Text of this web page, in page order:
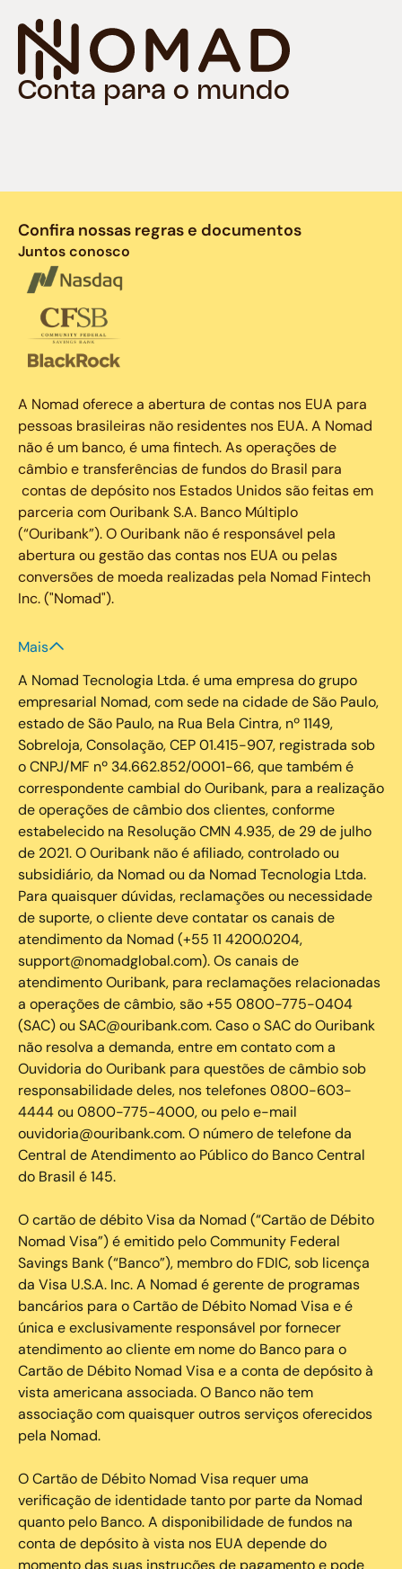
Conta para o mundo
Confira nossas regras e documentos
Juntos conosco
A Nomad oferece a abertura de contas nos EUA para
pessoas brasileiras não residentes nos EUA. A Nomad
não é um banco, é uma fintech. As operações de
câmbio e transferências de fundos do Brasil para
contas de depósito nos Estados Unidos são feitas em
parceria com Ouribank S.A. Banco Múltiplo
(“Ouribank”). O Ouribank não é responsável pela
abertura ou gestão das contas nos EUA ou pelas
conversões de moeda realizadas pela Nomad Fintech
Inc. ("Nomad").
Mais
A Nomad Tecnologia Ltda. é uma empresa do grupo
empresarial Nomad, com sede na cidade de São Paulo,
estado de São Paulo, na Rua Bela Cintra, nº 1149,
Sobreloja, Consolação, CEP 01.415-907, registrada sob
o CNPJ/MF nº 34.662.852/0001-66, que também é
correspondente cambial do Ouribank, para a realização
de operações de câmbio dos clientes, conforme
estabelecido na Resolução CMN 4.935, de 29 de julho
de 2021. O Ouribank não é afiliado, controlado ou
subsidiário, da Nomad ou da Nomad Tecnologia Ltda.
Para quaisquer dúvidas, reclamações ou necessidade
de suporte, o cliente deve contatar os canais de
atendimento da Nomad (+55 11 4200.0204,
support@nomadglobal.com). Os canais de
atendimento Ouribank, para reclamações relacionadas
a operações de câmbio, são +55 0800-775-0404
(SAC) ou SAC@ouribank.com. Caso o SAC do Ouribank
não resolva a demanda, entre em contato com a
Ouvidoria do Ouribank para questões de câmbio sob
responsabilidade deles, nos telefones 0800-603-
4444 ou 0800-775-4000, ou pelo e-mail
ouvidoria@ouribank.com. O número de telefone da
Central de Atendimento ao Público do Banco Central
do Brasil é 145.
O cartão de débito Visa da Nomad (“Cartão de Débito
Nomad Visa”) é emitido pelo Community Federal
Savings Bank (“Banco”), membro do FDIC, sob licença
da Visa U.S.A. Inc. A Nomad é gerente de programas
bancários para o Cartão de Débito Nomad Visa e é
única e exclusivamente responsável por fornecer
atendimento ao cliente em nome do Banco para o
Cartão de Débito Nomad Visa e a conta de depósito à
vista americana associada. O Banco não tem
associação com quaisquer outros serviços oferecidos
pela Nomad.
O Cartão de Débito Nomad Visa requer uma
verificação de identidade tanto por parte da Nomad
quanto pelo Banco. A disponibilidade de fundos na
conta de depósito à vista nos EUA depende do
momento das suas instruções de pagamento e pode